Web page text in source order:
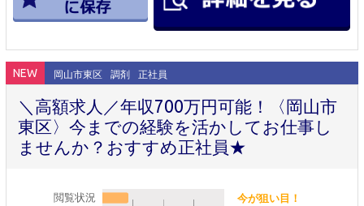
NEW 岡山市東区 調剤 正社員
＼高額求人／年収700万円可能！〈岡山市
東区〉今までの経験を活かしてお仕事し
ませんか？おすすめ正社員★
閲覧状況 今が狙い目！